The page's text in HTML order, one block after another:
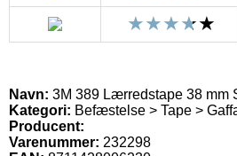
Navn: 3M 389 Lærredstape 38 mm
Kategori: Befæstelse > Tape >
Producent:
Varenummer: 232298